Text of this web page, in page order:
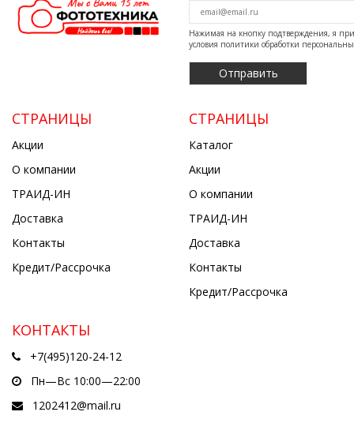
Нажимая на кнопку подтверждения, я
условия политики обработки
СТРАНИЦЫ
Акции
О компании
ТРАИД-ИН
Доставка
Контакты
Кредит/Рассрочка
СТРАНИЦЫ
Каталог
Акции
О компании
ТРАИД-ИН
Доставка
Контакты
Кредит/Рассрочка
КОНТАКТЫ
+7(495)120-24-12
Пн—Вс 10:00—22:00
1202412@mail.ru